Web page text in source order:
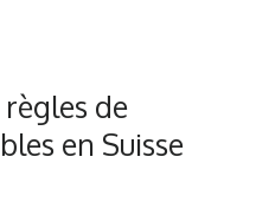
de
en Suisse